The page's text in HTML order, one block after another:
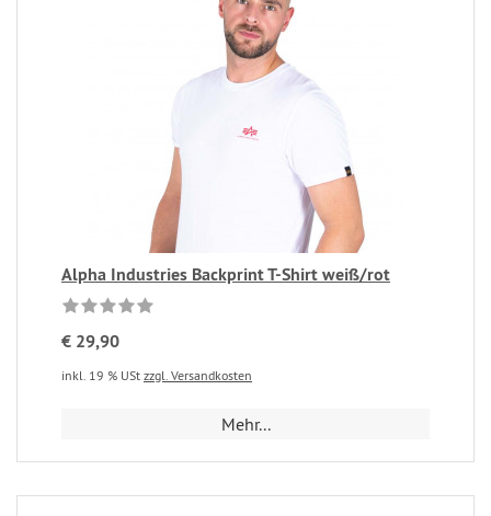
Alpha Industries Backprint T-Shirt weiß/rot
€ 29,90
inkl. 19 % USt zzgl. Versandkosten
Mehr...